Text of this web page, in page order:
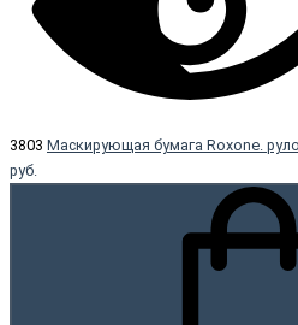
3803 Маскирующая бумага Roxone.
руб.